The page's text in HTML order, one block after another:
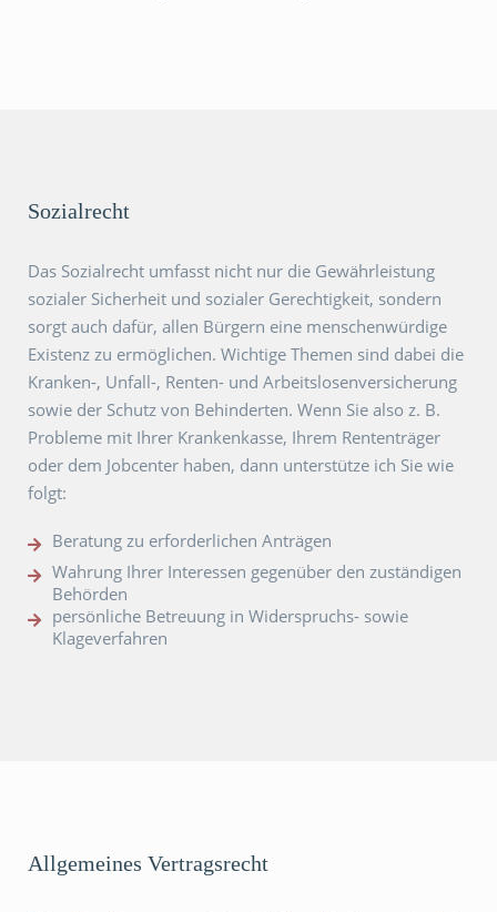
Sozialrecht
Das Sozialrecht umfasst nicht nur die Gewährleistung
sozialer Sicherheit und sozialer Gerechtigkeit, sondern
sorgt auch dafür, allen Bürgern eine menschenwürdige
Existenz zu ermöglichen. Wichtige Themen sind dabei die
Kranken-, Unfall-, Renten- und Arbeitslosenversicherung
sowie der Schutz von Behinderten. Wenn Sie also z. B.
Probleme mit Ihrer Krankenkasse, Ihrem Rententräger
oder dem Jobcenter haben, dann unterstütze ich Sie wie
folgt:
Beratung zu erforderlichen Anträgen
Wahrung Ihrer Interessen gegenüber den zuständigen
Behörden
persönliche Betreuung in Widerspruchs- sowie
Klageverfahren
Allgemeines Vertragsrecht